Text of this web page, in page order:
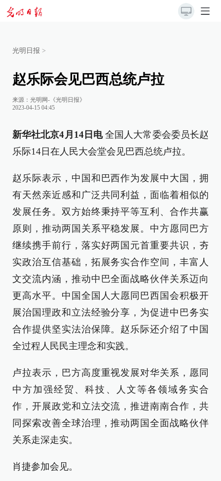
光明日报 >
赵乐际会见巴西总统卢拉
来源： 光明网-《光明日报》
2023-04-15 04:45
新华社北京4月14日电全国人大常委会委员长赵
乐际14日在人民大会堂会见巴西总统卢拉。
赵乐际表示，中国和巴西作为发展中大国，拥
有天然亲近感和广泛共同利益，面临着相似的
发展任务。双方始终秉持平等互利、合作共赢
原则，推动两国关系平稳发展。中方愿同巴方
继续携手前行，落实好两国元首重要共识，夯
实政治互信基础，拓展务实合作空间，丰富人
文交流内涵，推动中巴全面战略伙伴关系迈向
更高水平。中国全国人大愿同巴西国会积极开
展治国理政和立法经验分享，为促进中巴务实
合作提供坚实法治保障。赵乐际还介绍了中国
全过程人民民主理念和实践。
卢拉表示，巴方高度重视发展对华关系，愿同
中方加强经贸、科技、人文等各领域务实合
作，开展政党和立法交流，推进南南合作，共
同探索改善全球治理，推动两国全面战略伙伴
关系走深走实。
肖捷参加会见。